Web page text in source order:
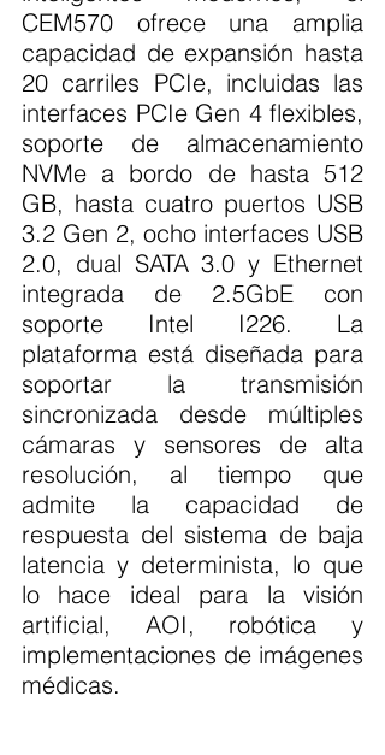
CEM570 ofrece una amplia
capacidad de expansión hasta
20 carriles PCIe, incluidas las
interfaces PCIe Gen 4 flexibles,
soporte de almacenamiento
NVMe a bordo de hasta 512
GB, hasta cuatro puertos USB
3.2 Gen 2, ocho interfaces USB
2.0, dual SATA 3.0 y Ethernet
integrada de 2.5GbE con
soporte Intel I226. La
plataforma está diseñada para
soportar la transmisión
sincronizada desde múltiples
cámaras y sensores de alta
resolución, al tiempo que
admite la capacidad de
respuesta del sistema de baja
latencia y determinista, lo que
lo hace ideal para la visión
artificial, AOI, robótica y
implementaciones de imágenes
médicas.